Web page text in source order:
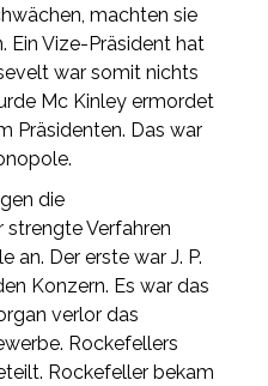
machten sie
Ein Vize-Präsident hat
war somit nichts
Mc Kinley ermordet
Präsidenten. Das war
die
strengte Verfahren
an. Der erste war J. P.
Konzern. Es war das
verlor das
Rockefellers
Rockefeller bekam